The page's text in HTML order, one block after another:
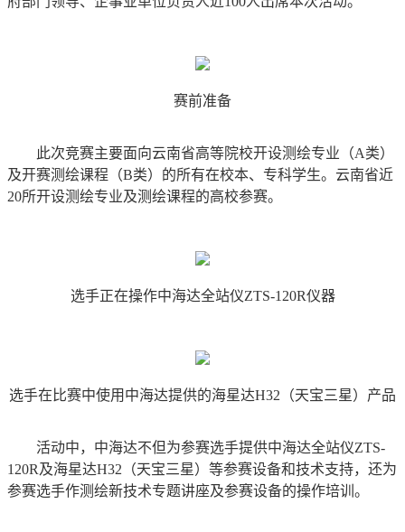
赛前准备
此次竞赛主要面向云南省高等院校开设测绘专业（A类）
及开赛测绘课程（B类）的所有在校本、专科学生。云南省近
20所开设测绘专业及测绘课程的高校参赛。
选手正在操作中海达全站仪ZTS-120R仪器
选手在比赛中使用中海达提供的海星达H32（天宝三星）产品
活动中，中海达不但为参赛选手提供中海达全站仪ZTS-
120R及海星达H32（天宝三星）等参赛设备和技术支持，还为
参赛选手作测绘新技术专题讲座及参赛设备的操作培训。